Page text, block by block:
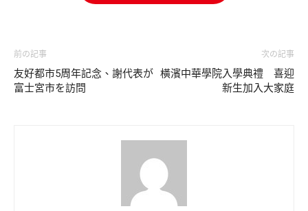
前の記事
友好都市5周年記念、謝代表が
富士宮市を訪問
次の記事
橫濱中華學院入學典禮 喜迎
新生加入大家庭